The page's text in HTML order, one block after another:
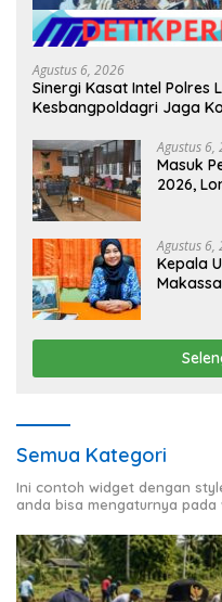
Agustus 6, 2026
Sinergi Kasat Intel Polres
Kesbangpoldagri Jaga
Agustus 6,
Masuk
2026,
Agustus 6,
Kepala
Semua Kategori
Ini contoh widget dengan
anda bisa mengaturnya